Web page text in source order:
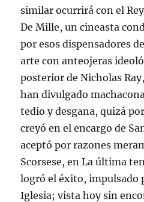
similar ocurrirá con el
De Mille, un cineasta
por esos dispensadores
arte con anteojeras
posterior de Nicholas
han divulgado
tedio y desgana, quizá
creyó en el encargo de
aceptó por razones
Scorsese, en La última
logró el éxito, impulsado
Iglesia; vista hoy sin